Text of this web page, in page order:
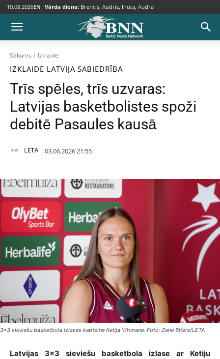
10.08.2026EN Vārda diena: Brencis, Audris, Inuta, Audra
Sākums Izklaide
IZKLAIDE LATVIJA SABIEDRĪBA
Trīs spēles, trīs uzvaras:
Latvijas basketbolistes spoži
debitē Pasaules kausā
LETA 03.06.2026 21:55
3x3 sieviešu basketbola izlases kapteine Ketija Vihmane. Foto: Zane Bitere/LETA
Latvijas 3×3 sieviešu basketbola izlase ar Ketiju